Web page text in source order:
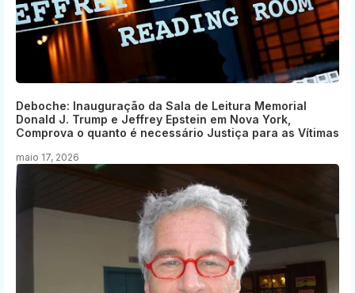
Deboche: Inauguração da Sala de Leitura Memorial
Donald J. Trump e Jeffrey Epstein em Nova York,
Comprova o quanto é necessário Justiça para as Vítimas
maio 17, 2026